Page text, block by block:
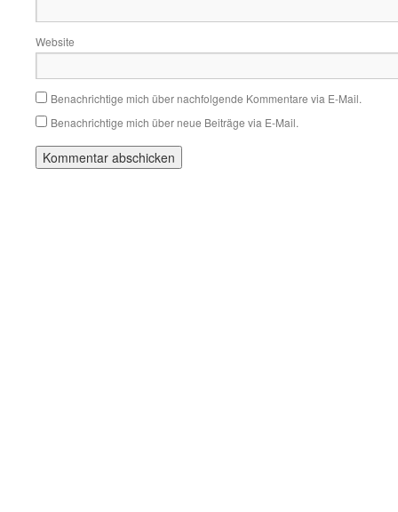
Website
Benachrichtige mich über nachfolgende Kommentare via E-Mail.
Benachrichtige mich über neue Beiträge via E-Mail.